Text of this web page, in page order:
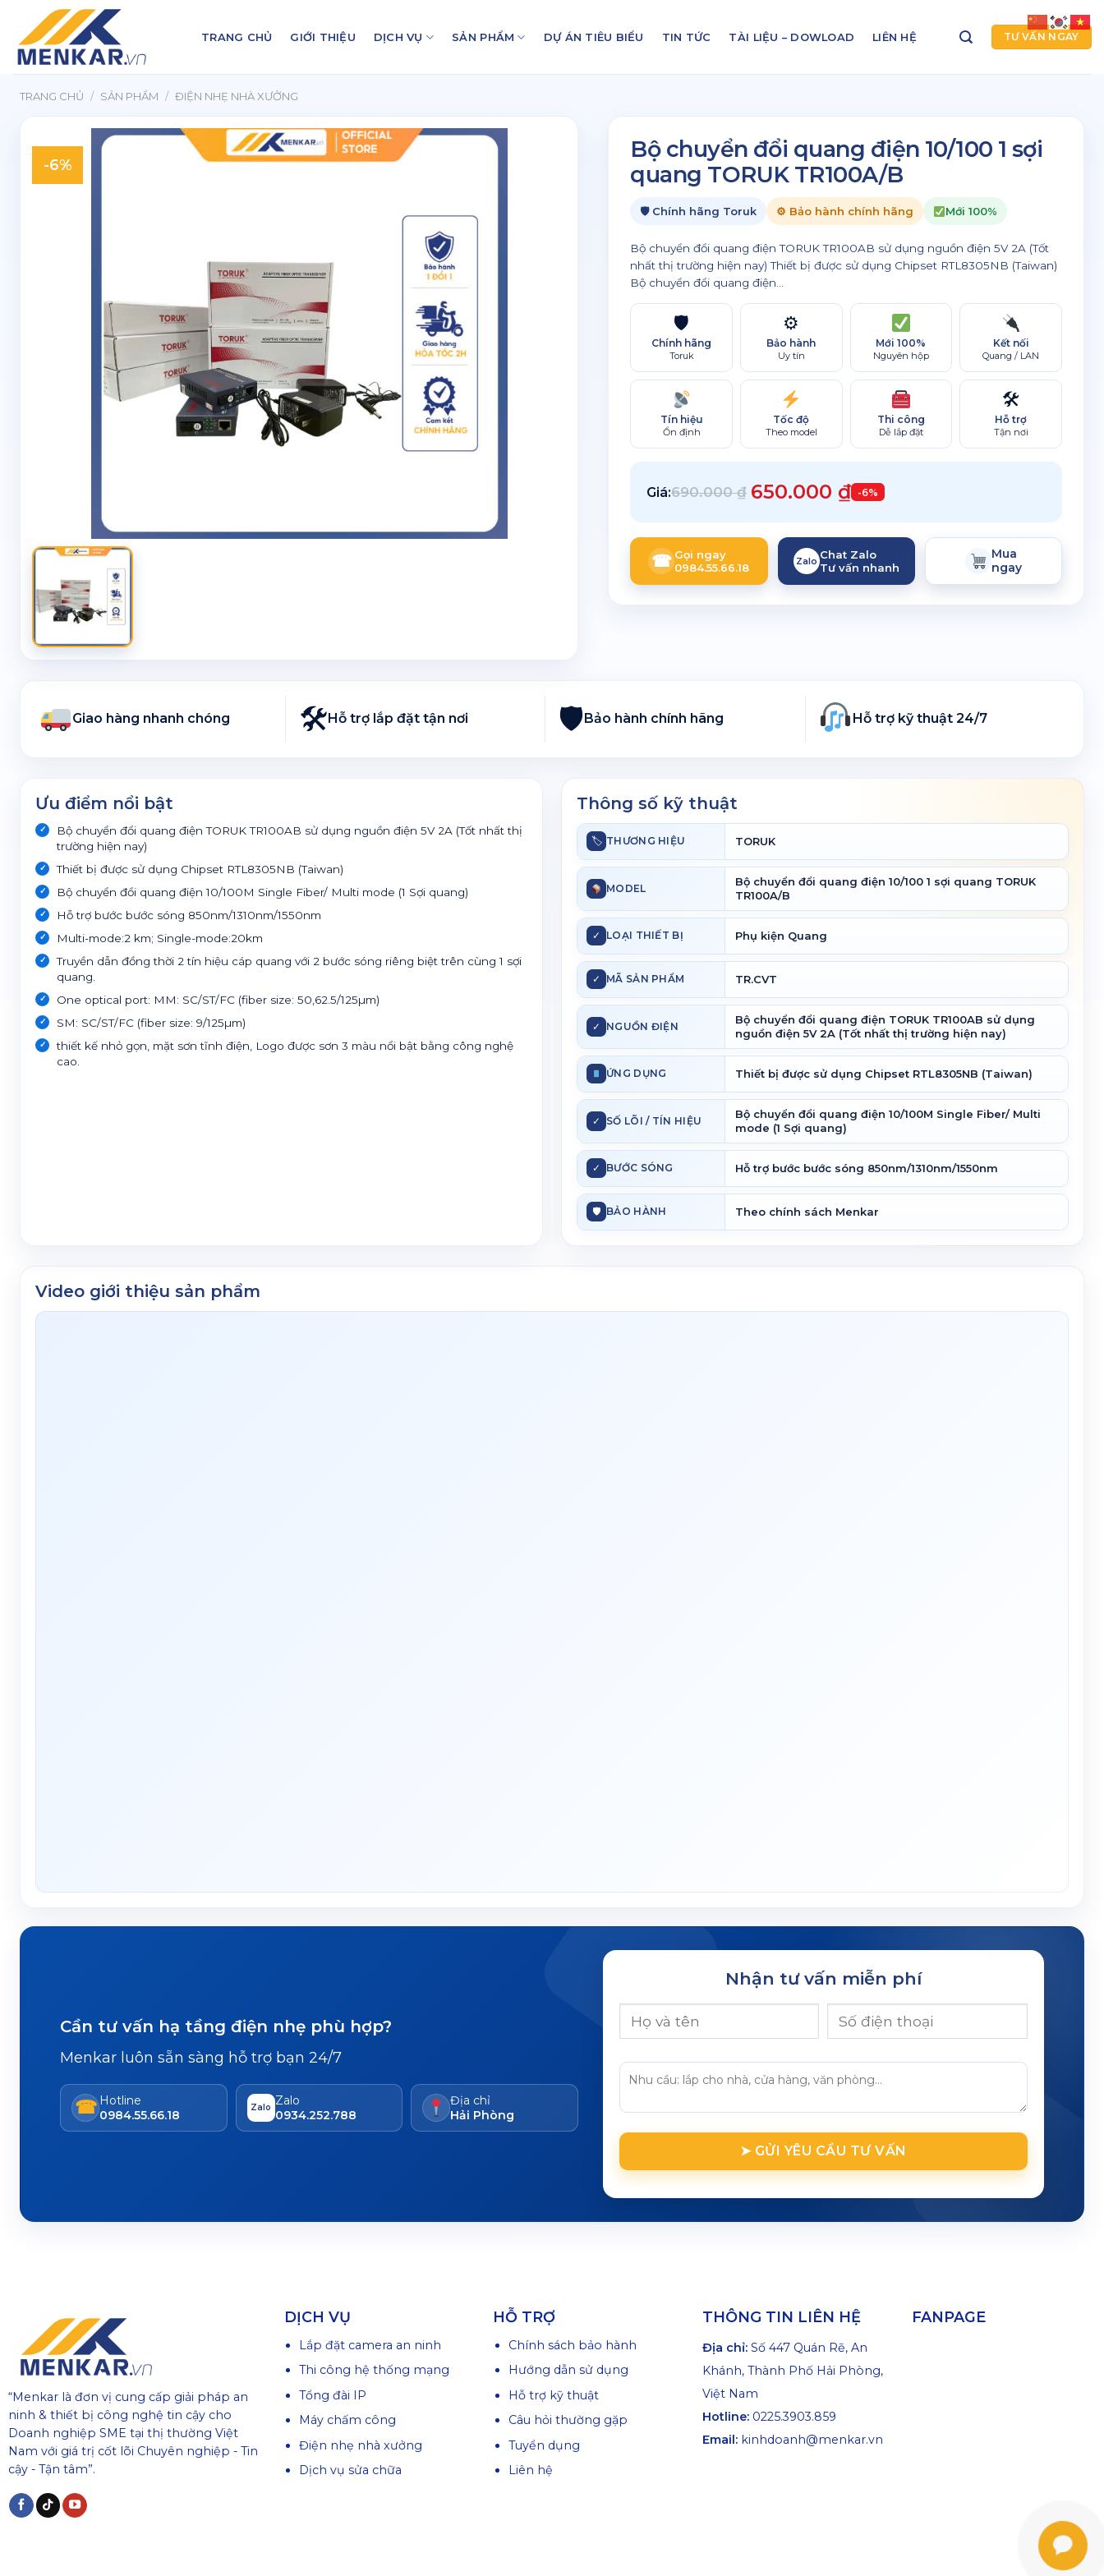
dung
TRANG CHỦ GIỚI THIỆU DỊCH VỤ SẢN PHẨM DỰ ÁN TIÊU BIỂU TIN TỨC TÀI LIỆU – DOWLOAD LIÊN HỆ TƯ VẤN NGAY
TRANG CHỦ / SẢN PHẨM / ĐIỆN NHẸ NHÀ XƯỞNG
-6%
Bộ chuyển đổi quang điện 10/100 1 sợi
quang TORUK TR100A/B
🛡 Chính hãng Toruk ⚙ Bảo hành chính hãng Mới 100%
Bộ chuyển đổi quang điện TORUK TR100AB sử dụng nguồn điện 5V 2A (Tốt
nhất thị trường hiện nay) Thiết bị được sử dụng Chipset RTL8305NB (Taiwan)
Bộ chuyển đổi quang điện...
🛡
Chính hãng
Toruk
⚙
Bảo hành
Uy tín
Mới 100%
Nguyên hộp
Kết nối
Quang / LAN
Tín hiệu
Ổn định
Tốc độ
Theo model
Thi công
Dễ lắp đặt
🛠
Hỗ trợ
Tận nơi
Giá:690.000₫ 650.000 ₫ -6%
☎ Gọi ngay
0984.55.66.18
Zalo Chat Zalo
Tư vấn nhanh
Mua
ngay
Giao hàng nhanh chóng 🛠 Hỗ trợ lắp đặt tận nơi 🛡 Bảo hành chính hãng Hỗ trợ kỹ thuật 24/7
Ưu điểm nổi bật
Bộ chuyển đổi quang điện TORUK TR100AB sử dụng nguồn điện 5V 2A (Tốt nhất thị
trường hiện nay)
Thiết bị được sử dụng Chipset RTL8305NB (Taiwan)
Bộ chuyển đổi quang điện 10/100M Single Fiber/ Multi mode (1 Sợi quang)
Hỗ trợ bước bước sóng 850nm/1310nm/1550nm
Multi-mode:2 km; Single-mode:20km
Truyền dẫn đồng thời 2 tín hiệu cáp quang với 2 bước sóng riêng biệt trên cùng 1 sợi
quang.
One optical port: MM: SC/ST/FC (fiber size: 50,62.5/125µm)
SM: SC/ST/FC (fiber size: 9/125µm)
thiết kế nhỏ gọn, mặt sơn tĩnh điện, Logo được sơn 3 màu nổi bật bằng công nghệ
cao.
Thông số kỹ thuật
🏷 THƯƠNG HIỆU TORUK
MODEL
Bộ chuyển đổi quang điện 10/100 1 sợi quang TORUK
TR100A/B
✓ LOẠI THIẾT BỊ Phụ kiện Quang
✓ MÃ SẢN PHẨM TR.CVT
✓ NGUỒN ĐIỆN
Bộ chuyển đổi quang điện TORUK TR100AB sử dụng
nguồn điện 5V 2A (Tốt nhất thị trường hiện nay)
ỨNG DỤNG Thiết bị được sử dụng Chipset RTL8305NB (Taiwan)
✓ SỐ LÕI / TÍN HIỆU
Bộ chuyển đổi quang điện 10/100M Single Fiber/ Multi
mode (1 Sợi quang)
✓ BƯỚC SÓNG Hỗ trợ bước bước sóng 850nm/1310nm/1550nm
🛡 BẢO HÀNH Theo chính sách Menkar
Video giới thiệu sản phẩm
Cần tư vấn hạ tầng điện nhẹ phù hợp?
Menkar luôn sẵn sàng hỗ trợ bạn 24/7
☎ Hotline
0984.55.66.18
Zalo Zalo
0934.252.788
Địa chỉ
Hải Phòng
Nhận tư vấn miễn phí
“Menkar là đơn vị cung cấp giải pháp an
ninh & thiết bị công nghệ tin cậy cho
Doanh nghiệp SME tại thị thường Việt
Nam với giá trị cốt lõi Chuyên nghiệp - Tin
cậy - Tận tâm”.
DỊCH VỤ
Lắp đặt camera an ninh
Thi công hệ thống mạng
Tổng đài IP
Máy chấm công
Điện nhẹ nhà xưởng
Dịch vụ sửa chữa
HỖ TRỢ
Chính sách bảo hành
Hướng dẫn sử dụng
Hỗ trợ kỹ thuật
Câu hỏi thường gặp
Tuyển dụng
Liên hệ
THÔNG TIN LIÊN HỆ
Địa chỉ: Số 447 Quán Rẽ, An
Khánh, Thành Phố Hải Phòng,
Việt Nam
Hotline: 0225.3903.859
Email: kinhdoanh@menkar.vn
FANPAGE